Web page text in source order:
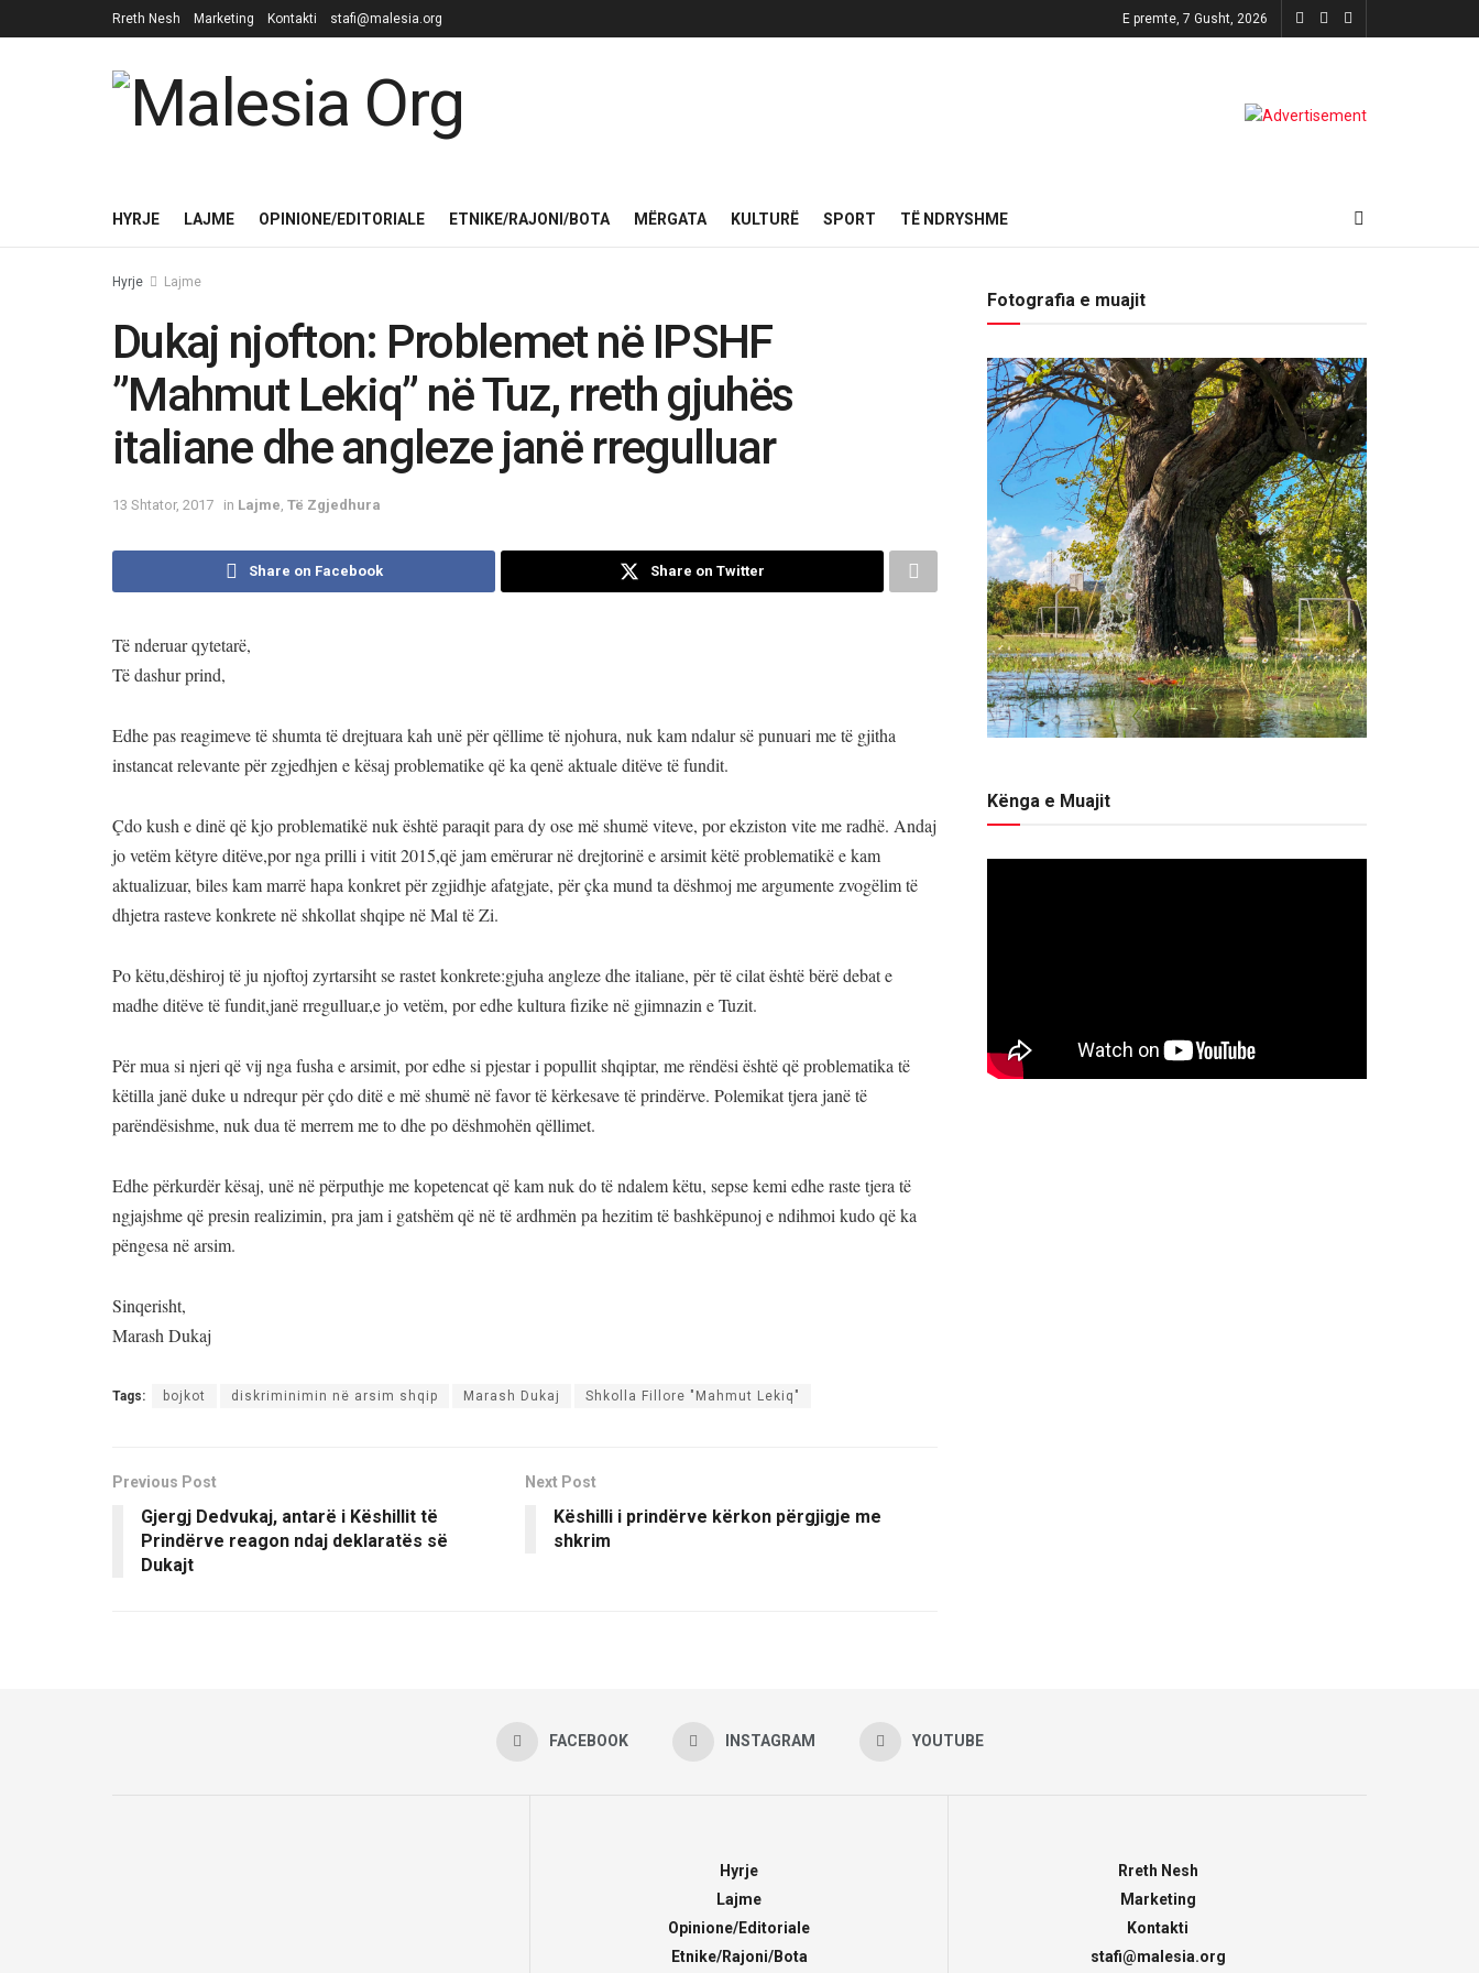
Rreth Nesh Marketing Kontakti stafi@malesia.org E premte, 7 Gusht, 2026
HYRJE LAJME OPINIONE/EDITORIALE ETNIKE/RAJONI/BOTA MËRGATA KULTURË SPORT TË NDRYSHME
Hyrje Lajme
Dukaj njofton: Problemet në IPSHF
”Mahmut Lekiq” në Tuz, rreth gjuhës
italiane dhe angleze janë rregulluar
13 Shtator, 2017 in Lajme Të Zgjedhura
Share on Facebook Share on Twitter
Të nderuar qytetarë,
Të dashur prind,
Edhe pas reagimeve të shumta të drejtuara kah unë për qëllime të njohura, nuk kam ndalur së punuari me të gjitha
instancat relevante për zgjedhjen e kësaj problematike që ka qenë aktuale ditëve të fundit.
Çdo kush e dinë që kjo problematikë nuk është paraqit para dy ose më shumë viteve, por ekziston vite me radhë. Andaj
jo vetëm këtyre ditëve,por nga prilli i vitit 2015,që jam emërurar në drejtorinë e arsimit këtë problematikë e kam
aktualizuar, biles kam marrë hapa konkret për zgjidhje afatgjate, për çka mund ta dëshmoj me argumente zvogëlim të
dhjetra rasteve konkrete në shkollat shqipe në Mal të Zi.
Po këtu,dëshiroj të ju njoftoj zyrtarsiht se rastet konkrete:gjuha angleze dhe italiane, për të cilat është bërë debat e
madhe ditëve të fundit,janë rregulluar,e jo vetëm, por edhe kultura fizike në gjimnazin e Tuzit.
Për mua si njeri që vij nga fusha e arsimit, por edhe si pjestar i popullit shqiptar, me rëndësi është që problematika të
këtilla janë duke u ndrequr për çdo ditë e më shumë në favor të kërkesave të prindërve. Polemikat tjera janë të
parëndësishme, nuk dua të merrem me to dhe po dëshmohën qëllimet.
Edhe përkurdër kësaj, unë në përputhje me kopetencat që kam nuk do të ndalem këtu, sepse kemi edhe raste tjera të
ngjajshme që presin realizimin, pra jam i gatshëm që në të ardhmën pa hezitim të bashkëpunoj e ndihmoi kudo që ka
pëngesa në arsim.
Sinqerisht,
Marash Dukaj
Tags: bojkot diskriminimin në arsim shqip Marash Dukaj Shkolla Fillore "Mahmut Lekiq"
Previous Post
Gjergj Dedvukaj, antarë i Këshillit të
Prindërve reagon ndaj deklaratës së
Dukajt
Next Post
Këshilli i prindërve kërkon përgjigje me
shkrim
Fotografia e muajit
Kënga e Muajit
FACEBOOK INSTAGRAM YOUTUBE
Hyrje
Lajme
Opinione/Editoriale
Etnike/Rajoni/Bota
Rreth Nesh
Marketing
Kontakti
stafi@malesia.org